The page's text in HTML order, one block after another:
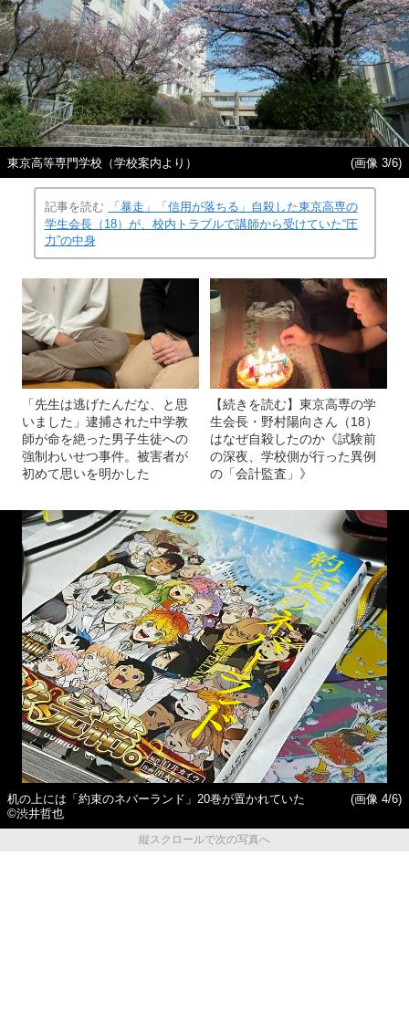
東京高等専門学校（学校案内より） (画像 3/6)
記事を読む
「暴走」「信用が落ちる」自殺した東京高専の
学生会長（18）が、校内トラブルで講師から受けていた“圧
力”の中身
「先生は逃げたんだな、と思
いました」逮捕された中学教
師が命を絶った男子生徒への
強制わいせつ事件。被害者が
初めて思いを明かした
【続きを読む】東京高専の学
生会長・野村陽向さん（18）
はなぜ自殺したのか《試験前
の深夜、学校側が行った異例
の「会計監査」》
机の上には「約束のネバーランド」20巻が置かれていた
©渋井哲也
(画像 4/6)
縦スクロールで次の写真へ